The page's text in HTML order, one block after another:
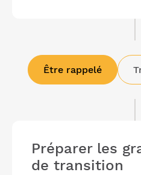
Être rappelé
Préparer les
de transition